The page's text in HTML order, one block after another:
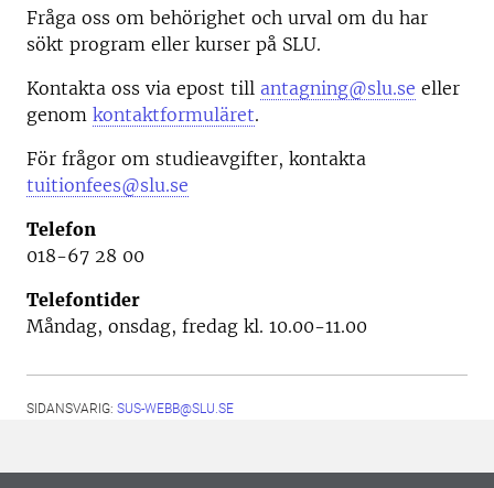
Fråga oss om behörighet och urval om du har
sökt program eller kurser på SLU.
Kontakta oss via epost till antagning@slu.se eller
genom kontaktformuläret.
För frågor om studieavgifter, kontakta
tuitionfees@slu.se
Telefon
018-67 28 00
Telefontider
Måndag, onsdag, fredag kl. 10.00-11.00
SIDANSVARIG: SUS-WEBB@SLU.SE